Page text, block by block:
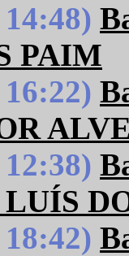
PAIM